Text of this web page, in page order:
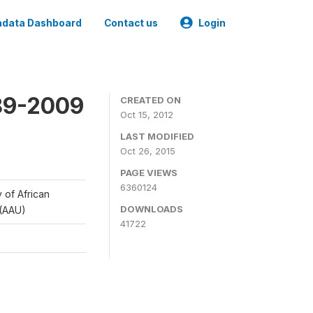
Dashboard Contact us Login
2009
of African
CREATED ON
Oct 15, 2012
LAST MODIFIED
Oct 26, 2015
PAGE VIEWS
6360124
DOWNLOADS
41722